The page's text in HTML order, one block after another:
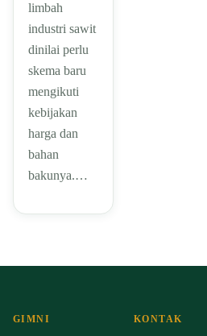
limbah
industri sawit
dinilai perlu
skema baru
mengikuti
kebijakan
harga dan
bahan
bakunya.…
GIMNI KONTAK